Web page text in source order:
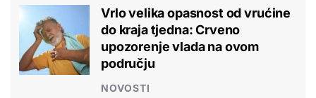
Vrlo velika opasnost od vrućine
do kraja tjedna: Crveno
upozorenje vlada na ovom
području
NOVOSTI